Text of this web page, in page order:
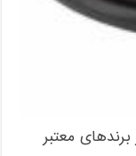
معتبر